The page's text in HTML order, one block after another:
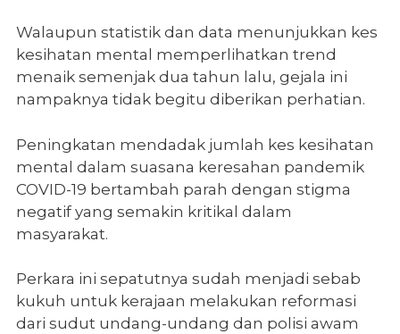
Walaupun statistik dan data menunjukkan kes
kesihatan mental memperlihatkan trend
menaik semenjak dua tahun lalu, gejala ini
nampaknya tidak begitu diberikan perhatian.
Peningkatan mendadak jumlah kes kesihatan
mental dalam suasana keresahan pandemik
COVID-19 bertambah parah dengan stigma
negatif yang semakin kritikal dalam
masyarakat.
Perkara ini sepatutnya sudah menjadi sebab
kukuh untuk kerajaan melakukan reformasi
dari sudut undang-undang dan polisi awam